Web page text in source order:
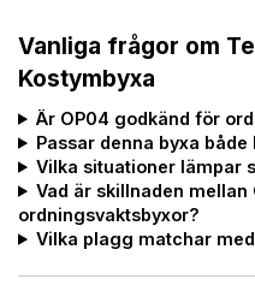
Vanliga frågor om
Kostymbyxa
Är OP04 godkänd för
Passar denna byxa
Vilka situationer lämpar
Vad är skillnaden
ordningsvaktsbyxor?
Vilka plagg matchar